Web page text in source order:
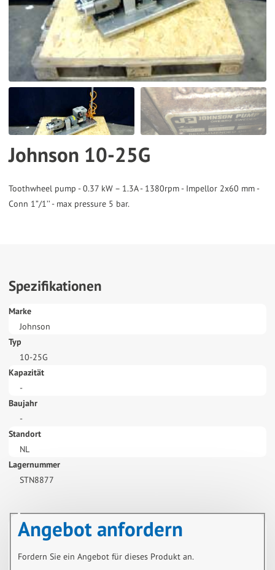
the
selected
search
result.
Touch
device
users
can
use
and
Johnson 10-25G
Toothwheel pump - 0.37 kW – 1.3A - 1380rpm - Impellor 2x60 mm -
Spezifikationen
Marke
Johnson
Typ
10-25G
Kapazität
-
Baujahr
-
Standort
NL
Lagernummer
STN8877
Angebot anfordern
Fordern Sie ein Angebot für dieses Produkt an.